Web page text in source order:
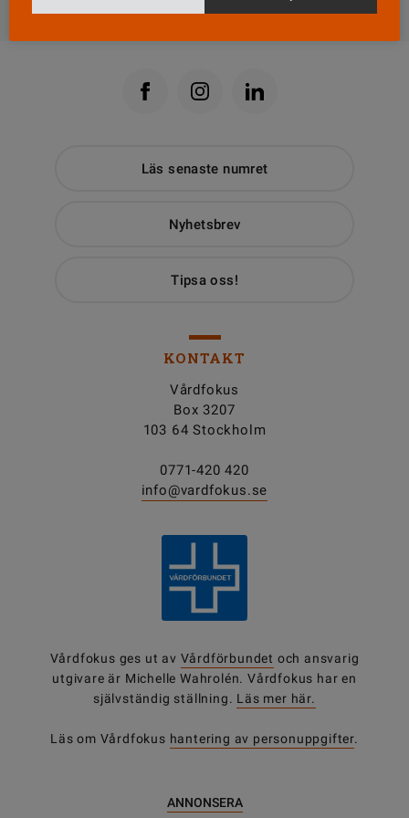
Läs senaste numret
Nyhetsbrev
Tipsa oss!
KONTAKT
Vårdfokus
Box 3207
103 64 Stockholm
0771-420 420
info@vardfokus.se
Vårdfokus ges ut av Vårdförbundet och ansvarig
utgivare är Michelle Wahrolén. Vårdfokus har en
självständig ställning. Läs mer här.
Läs om Vårdfokus hantering av personuppgifter.
ANNONSERA